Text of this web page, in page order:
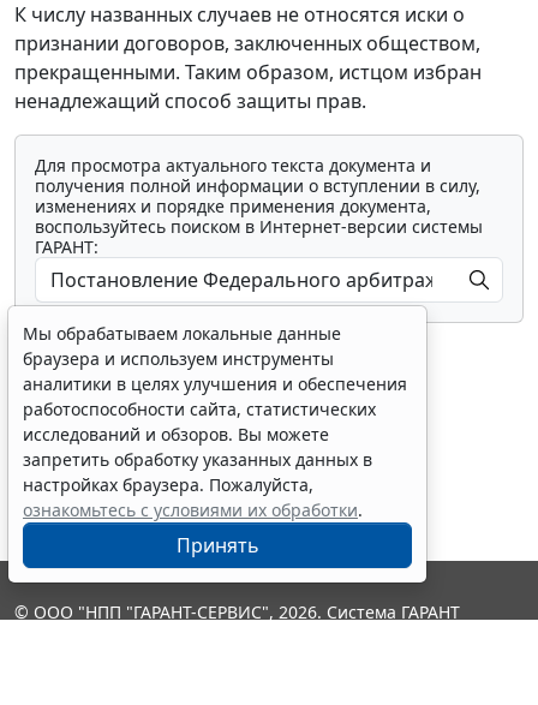
К числу названных случаев не относятся иски о
признании договоров, заключенных обществом,
прекращенными. Таким образом, истцом избран
ненадлежащий способ защиты прав.
Для просмотра актуального текста документа и
получения полной информации о вступлении в силу,
изменениях и порядке применения документа,
воспользуйтесь поиском в Интернет-версии системы
ГАРАНТ:
Показать все материалы
Мы обрабатываем локальные данные
браузера и используем инструменты
аналитики в целях улучшения и обеспечения
работоспособности сайта, статистических
исследований и обзоров. Вы можете
запретить обработку указанных данных в
настройках браузера. Пожалуйста,
ознакомьтесь с условиями их обработки.
Принять
© ООО "НПП "ГАРАНТ-СЕРВИС", 2026. Система ГАРАНТ